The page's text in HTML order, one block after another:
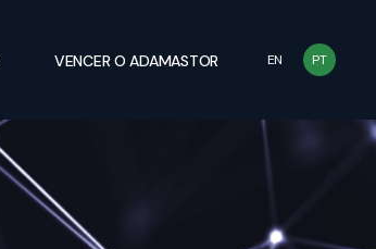
VENCER O ADAMASTOR EN PT